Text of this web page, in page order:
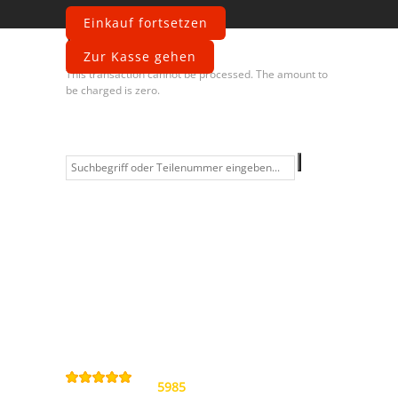
Einkauf fortsetzen
Zur Kasse gehen
Fehler
This transaction cannot be processed. The amount to
be charged is zero.
Kontakt
Allgemeine
/5
5985